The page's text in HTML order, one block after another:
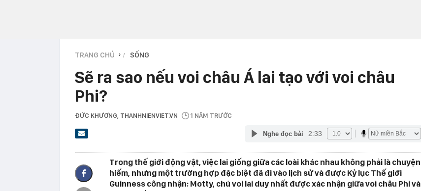
TRANG CHỦ › SỐNG
Sẽ ra sao nếu voi châu Á lai tạo với voi châu
Phi?
ĐỨC KHƯƠNG , THANHNIENVIET.VN 1 NĂM TRƯỚC
Nghe đọc bài 2:33
Trong thế giới động vật, việc lai giống giữa các loài khác nhau không phải là chuyện
hiếm, nhưng một trường hợp đặc biệt đã đi vào lịch sử và được Kỷ lục Thế giới
Guinness công nhận: Motty, chú voi lai duy nhất được xác nhận giữa voi châu Phi và